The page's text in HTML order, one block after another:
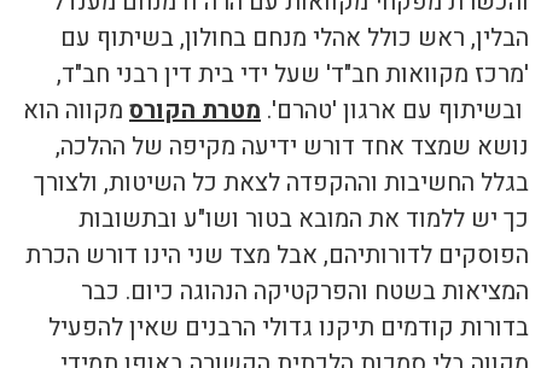
הבלין, ראש כולל אהלי מנחם בחולון, בשיתוף עם
'מרכז מקוואות חב"ד' שעל ידי בית דין רבני חב"ד,
ובשיתוף עם ארגון 'טהרם'. מטרת הקורס מקווה הוא
נושא שמצד אחד דורש ידיעה מקיפה של ההלכה,
בגלל החשיבות וההקפדה לצאת כל השיטות, ולצורך
כך יש ללמוד את המובא בטור ושו"ע ובתשובות
הפוסקים לדורותיהם, אבל מצד שני הינו דורש הכרת
המציאות בשטח והפרקטיקה הנהוגה כיום. כבר
בדורות קודמים תיקנו גדולי הרבנים שאין להפעיל